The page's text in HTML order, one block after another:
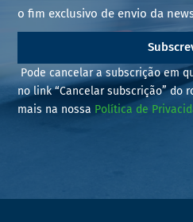
o fim exclusivo de envio da
Pode cancelar a subscrição em
no link “Cancelar subscrição” do
mais na nossa Política de